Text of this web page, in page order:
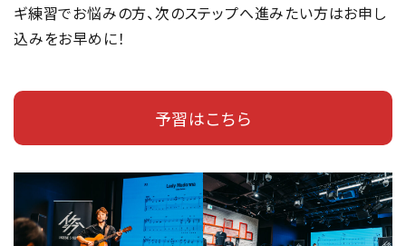
ギ練習でお悩みの方、次のステップへ進みたい方はお申し
込みをお早めに！
予習はこちら